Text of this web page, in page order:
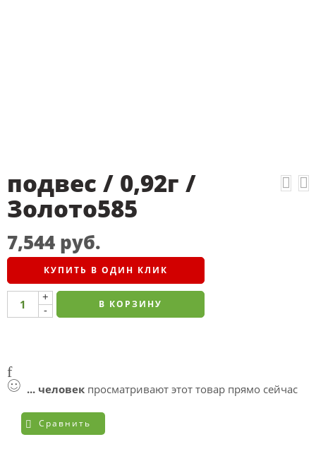
подвес / 0,92г /
Золото585
7,544 руб.
КУПИТЬ В ОДИН КЛИК
+
-
В КОРЗИНУ
... человек просматривают этот товар прямо сейчас
Сравнить